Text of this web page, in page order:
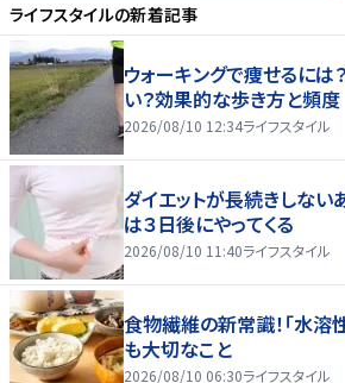
ライフスタイルの新着記事
ウォーキングで痩せるには
い？効果的な歩き方と頻度
2026/08/10 12:34ライフスタイル
ダイエットが長続きしな
は３日後にやってくる
2026/08/10 11:40ライフスタイル
食物繊維の新常識！「水溶
も大切なこと
2026/08/10 06:30ライフスタイル